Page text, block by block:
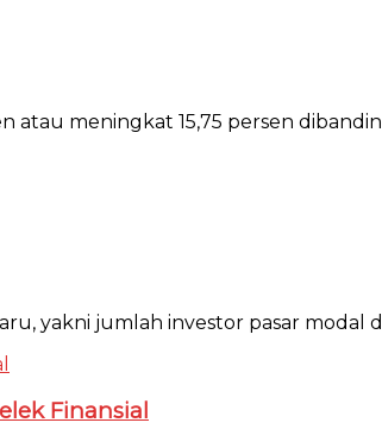
atau meningkat 15,75 persen
yakni jumlah investor pasar modal
Finansial